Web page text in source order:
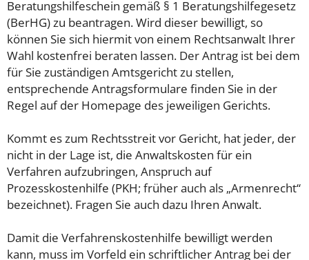
Beratungshilfeschein gemäß § 1 Beratungshilfegesetz
(BerHG) zu beantragen. Wird dieser bewilligt, so
können Sie sich hiermit von einem Rechtsanwalt Ihrer
Wahl kostenfrei beraten lassen. Der Antrag ist bei dem
für Sie zuständigen Amtsgericht zu stellen,
entsprechende Antragsformulare finden Sie in der
Regel auf der Homepage des jeweiligen Gerichts.
Kommt es zum Rechtsstreit vor Gericht, hat jeder, der
nicht in der Lage ist, die Anwaltskosten für ein
Verfahren aufzubringen, Anspruch auf
Prozesskostenhilfe (PKH; früher auch als „Armenrecht“
bezeichnet). Fragen Sie auch dazu Ihren Anwalt.
Damit die Verfahrenskostenhilfe bewilligt werden
kann, muss im Vorfeld ein schriftlicher Antrag bei der